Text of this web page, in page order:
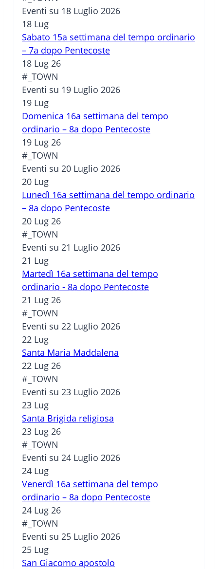
Eventi su 18 Luglio 2026
18 Lug
Sabato 15a settimana del tempo ordinario
– 7a dopo Pentecoste
18 Lug 26
#_TOWN
Eventi su 19 Luglio 2026
19 Lug
Domenica 16a settimana del tempo
ordinario – 8a dopo Pentecoste
19 Lug 26
#_TOWN
Eventi su 20 Luglio 2026
20 Lug
Lunedì 16a settimana del tempo ordinario
– 8a dopo Pentecoste
20 Lug 26
#_TOWN
Eventi su 21 Luglio 2026
21 Lug
Martedì 16a settimana del tempo
ordinario - 8a dopo Pentecoste
21 Lug 26
#_TOWN
Eventi su 22 Luglio 2026
22 Lug
Santa Maria Maddalena
22 Lug 26
#_TOWN
Eventi su 23 Luglio 2026
23 Lug
Santa Brigida religiosa
23 Lug 26
#_TOWN
Eventi su 24 Luglio 2026
24 Lug
Venerdì 16a settimana del tempo
ordinario – 8a dopo Pentecoste
24 Lug 26
#_TOWN
Eventi su 25 Luglio 2026
25 Lug
San Giacomo apostolo